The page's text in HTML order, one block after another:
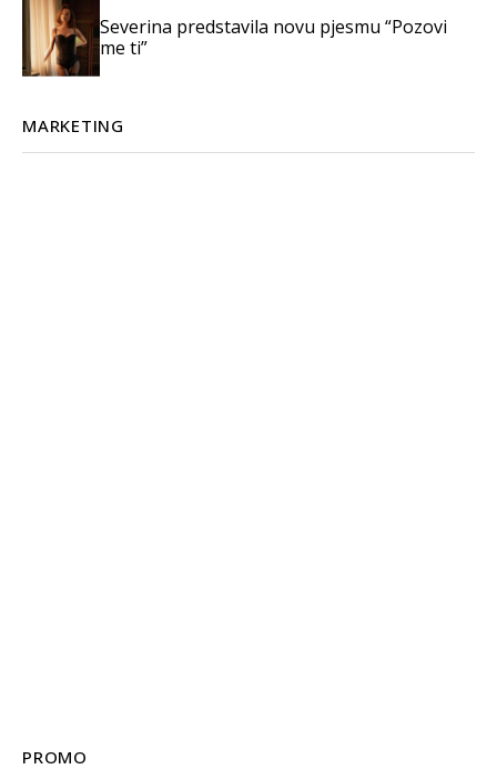
Severina predstavila novu pjesmu “Pozovi
me ti”
MARKETING
PROMO